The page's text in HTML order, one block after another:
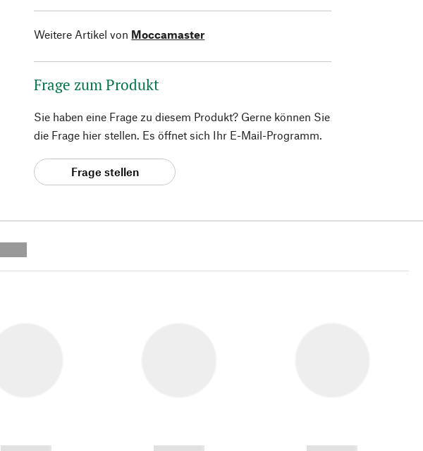
Weitere Artikel von Moccamaster
Frage zum Produkt
Sie haben eine Frage zu diesem Produkt? Gerne können Sie
die Frage hier stellen. Es öffnet sich Ihr E-Mail-Programm.
Frage stellen